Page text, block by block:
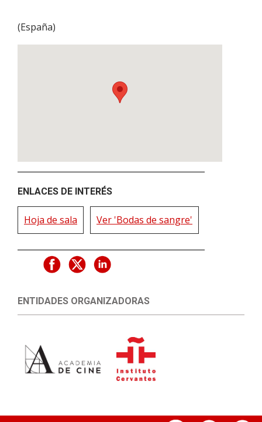
(España)
ENLACES DE INTERÉS
Hoja de sala Ver 'Bodas de sangre'
ENTIDADES ORGANIZADORAS